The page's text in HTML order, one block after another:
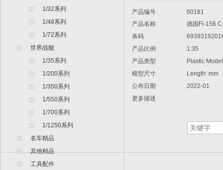
1/32系列
1/48系列
1/72系列
世界战舰
1/35系列
1/200系列
1/350系列
1/550系列
1/700系列
1/1250系列
名车精品
其他精品
工具配件
产品编号
80181
产品名称
德国Fi-156 C-
条码
产品比例
1:35
产品类型
Plastic Model
模型尺寸
Length: mm
公布日期
2022-01
更多描述